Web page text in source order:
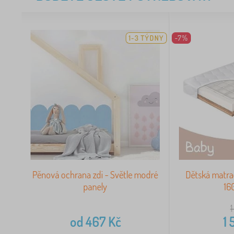
1-3 TÝDNY
Pěnová ochrana zdi - Světle modré
panely
od467Kč
-7%
Dětská
1